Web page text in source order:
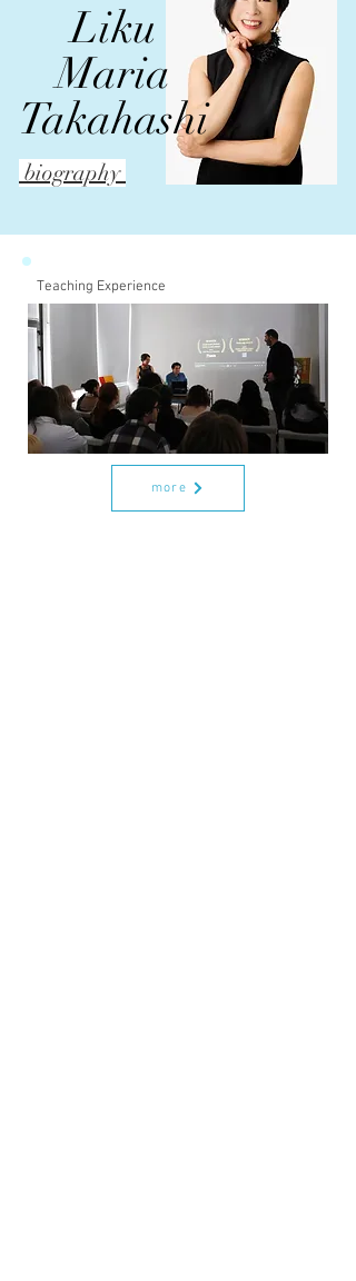
2019.10.18-27
世界アートコンクー
ル第12回フィレンツ
ェビエンナーレ-レオ
ナルド•ダ•ヴィンチ
没後500周年記念-
主賓招待と
MENZIONE
PRESIDENTE"LORENZO
IL MAGNIFICO"最優
秀賞受賞
国際的な非政府組織
の芸術団体・ユネス
コと公式に提携して
いる
NGO"association
Internationale des
arts Plastiques
International
association of art"の
web siteにマリス紹介
​2019.5.7
​フランス世界発明コ
ンクール
PARIS
INTERNATIONAL
CONCOURS LEPINE
マリスが部門グラン
プリ受賞
イバーシティアート
学会(WDAS)に名称変
更しました(旧 一社)
日本ダイバーシティ
アート学会)
Liku
Maria
Takahashi
biography
Teaching Experience
more